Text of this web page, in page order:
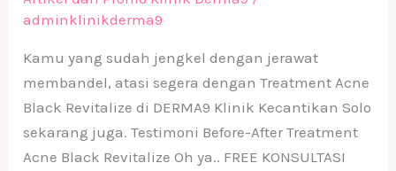
adminklinikderma9
Kamu yang sudah jengkel dengan jerawat
membandel, atasi segera dengan Treatment Acne
Black Revitalize di DERMA9 Klinik Kecantikan Solo
sekarang juga. Testimoni Before-After Treatment
Acne Black Revitalize Oh ya.. FREE KONSULTASI